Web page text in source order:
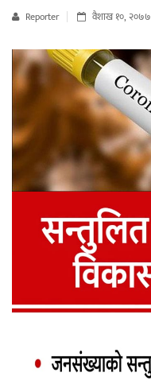
Reporter वैशाख १०, २०७७